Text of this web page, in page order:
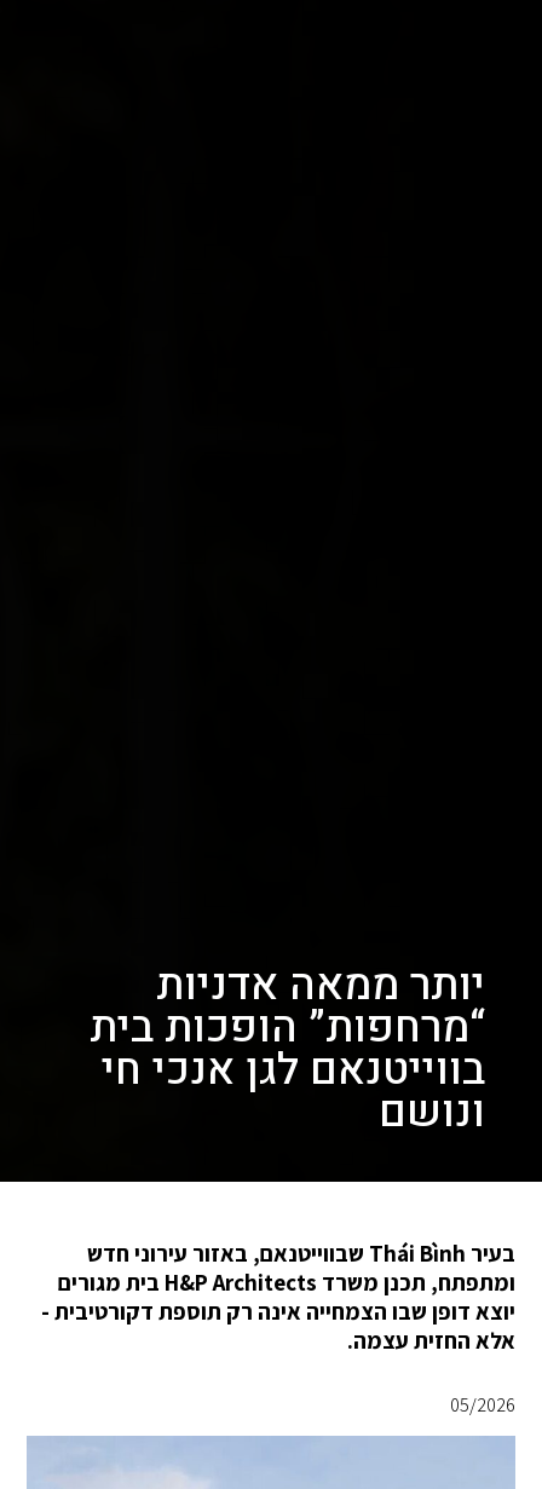
יותר ממאה אדניות
“מרחפות” הופכות בית
בווייטנאם לגן אנכי חי
ונושם
בעיר Thái Bình שבווייטנאם, באזור עירוני חדש
ומתפתח, תכנן משרד H&P Architects בית מגורים
יוצא דופן שבו הצמחייה אינה רק תוספת דקורטיבית -
אלא החזית עצמה.
05/2026